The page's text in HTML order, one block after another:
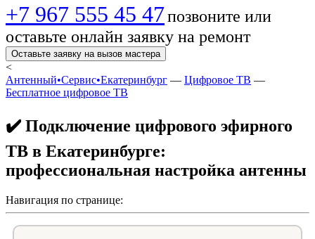
+7 967 555 45 47позвоните или
оставьте онлайн заявку на ремонт
Оставьте заявку на вызов мастера
<
Антенный•Сервис•Екатеринбург — Цифровое ТВ —
Бесплатное цифровое ТВ
✔️ Подключение цифрового эфирного
ТВ в Екатеринбурге:
профессиональная настройка антенны
Навигация по странице: